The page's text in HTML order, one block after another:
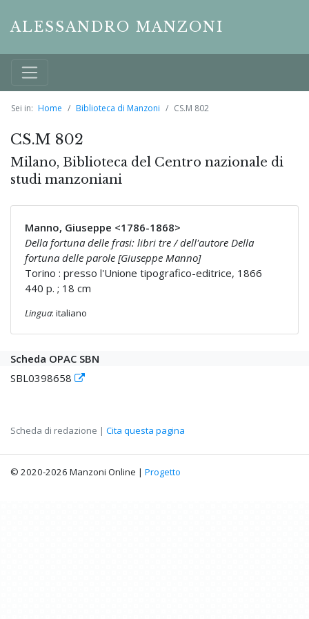
ALESSANDRO MANZONI
Sei in: Home Biblioteca di Manzoni CS.M 802
CS.M 802
Milano, Biblioteca del Centro nazionale di
studi manzoniani
Manno, Giuseppe <1786-1868>
Della fortuna delle frasi: libri tre / dell'autore Della
fortuna delle parole [Giuseppe Manno]
Torino : presso l'Unione tipografico-editrice, 1866
440 p. ; 18 cm
Lingua: italiano
Scheda OPAC SBN
SBL0398658
Scheda di redazione | Cita questa pagina
© 2020-2026 Manzoni Online | Progetto